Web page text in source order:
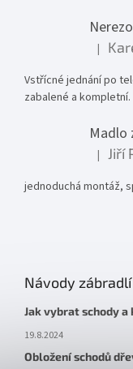
|
Vstřícné jednání po
zabalené a kompletní.
| Jiří
jednoduchá montáž,
Návody zábradlí
Jak vybrat schody
19.8.2024
Obložení schodů